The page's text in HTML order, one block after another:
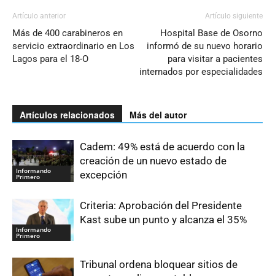
Artículo anterior
Más de 400 carabineros en
servicio extraordinario en Los
Lagos para el 18-O
Artículo siguiente
Hospital Base de Osorno
informó de su nuevo horario
para visitar a pacientes
internados por especialidades
Artículos relacionados Más del autor
Informando
Primero
Cadem: 49% está de acuerdo con la
creación de un nuevo estado de
excepción
Informando
Primero
Criteria: Aprobación del Presidente
Kast sube un punto y alcanza el 35%
Tribunal ordena bloquear sitios de